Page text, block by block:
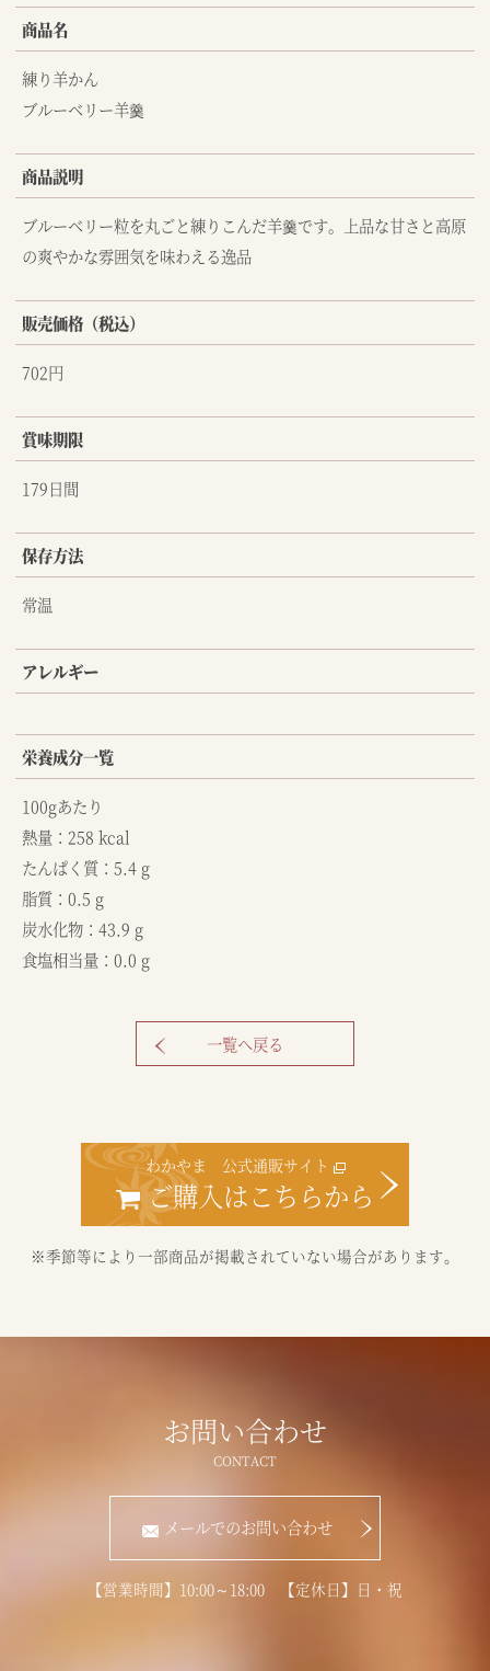
商品名
練り羊かん
ブルーベリー羊羹
商品説明
ブルーベリー粒を丸ごと練りこんだ羊羹です。上品な甘さと高原
の爽やかな雰囲気を味わえる逸品
販売価格（税込）
702円
賞味期限
179日間
保存方法
常温
アレルギー
栄養成分一覧
100gあたり
熱量：258 kcal
たんぱく質：5.4 g
脂質：0.5 g
炭水化物：43.9 g
食塩相当量：0.0 g
一覧へ戻る
わかやま 公式通販サイト
ご購入はこちらから
※季節等により一部商品が掲載されていない場合があります。
お問い合わせ
メールでのお問い合わせ
【営業時間】10:00～18:00 【定休日】日・祝